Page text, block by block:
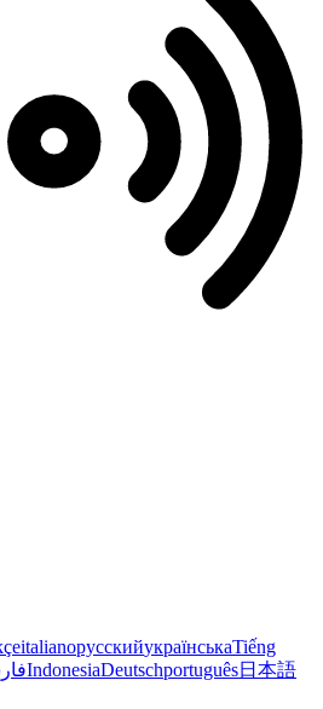
italianoрусскийукраїнськаTiếng
IndonesiaDeutschportuguês日本語